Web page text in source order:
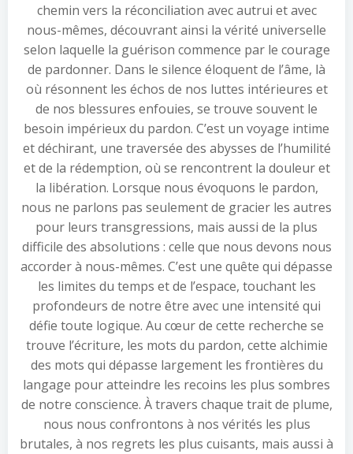
chemin vers la réconciliation avec autrui et avec
nous-mêmes, découvrant ainsi la vérité universelle
selon laquelle la guérison commence par le courage
de pardonner. Dans le silence éloquent de l’âme, là
où résonnent les échos de nos luttes intérieures et
de nos blessures enfouies, se trouve souvent le
besoin impérieux du pardon. C’est un voyage intime
et déchirant, une traversée des abysses de l’humilité
et de la rédemption, où se rencontrent la douleur et
la libération. Lorsque nous évoquons le pardon,
nous ne parlons pas seulement de gracier les autres
pour leurs transgressions, mais aussi de la plus
difficile des absolutions : celle que nous devons nous
accorder à nous-mêmes. C’est une quête qui dépasse
les limites du temps et de l’espace, touchant les
profondeurs de notre être avec une intensité qui
défie toute logique. Au cœur de cette recherche se
trouve l’écriture, les mots du pardon, cette alchimie
des mots qui dépasse largement les frontières du
langage pour atteindre les recoins les plus sombres
de notre conscience. À travers chaque trait de plume,
nous nous confrontons à nos vérités les plus
brutales, à nos regrets les plus cuisants, mais aussi à